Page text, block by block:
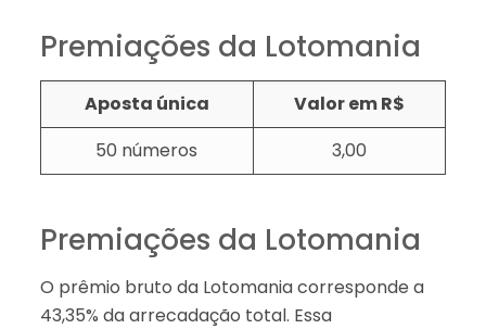
Premiações da Lotomania
Aposta única
Valor em R$
50 números
3,00​​
Premiações da Lotomania
O prêmio bruto da Lotomania corresponde a
43,35% da arrecadação total. Essa